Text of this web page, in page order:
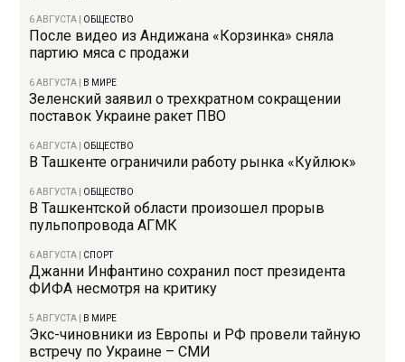
6 АВГУСТА ОБЩЕСТВО
После видео из Андижана «Корзинка» сняла
партию мяса с продажи
6 АВГУСТА В МИРЕ
Зеленский заявил о трехкратном сокращении
поставок Украине ракет ПВО
6 АВГУСТА ОБЩЕСТВО
В Ташкенте ограничили работу рынка «Куйлюк»
6 АВГУСТА ОБЩЕСТВО
В Ташкентской области произошел прорыв
пульпопровода АГМК
6 АВГУСТА СПОРТ
Джанни Инфантино сохранил пост президента
ФИФА несмотря на критику
5 АВГУСТА В МИРЕ
Экс-чиновники из Европы и РФ провели тайную
встречу по Украине – СМИ